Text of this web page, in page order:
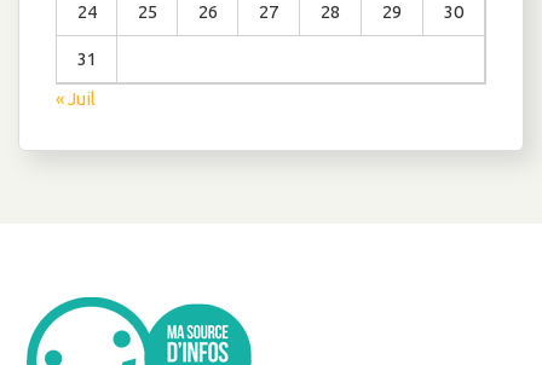
24 25 26 27 28 29 30
31
« Juil